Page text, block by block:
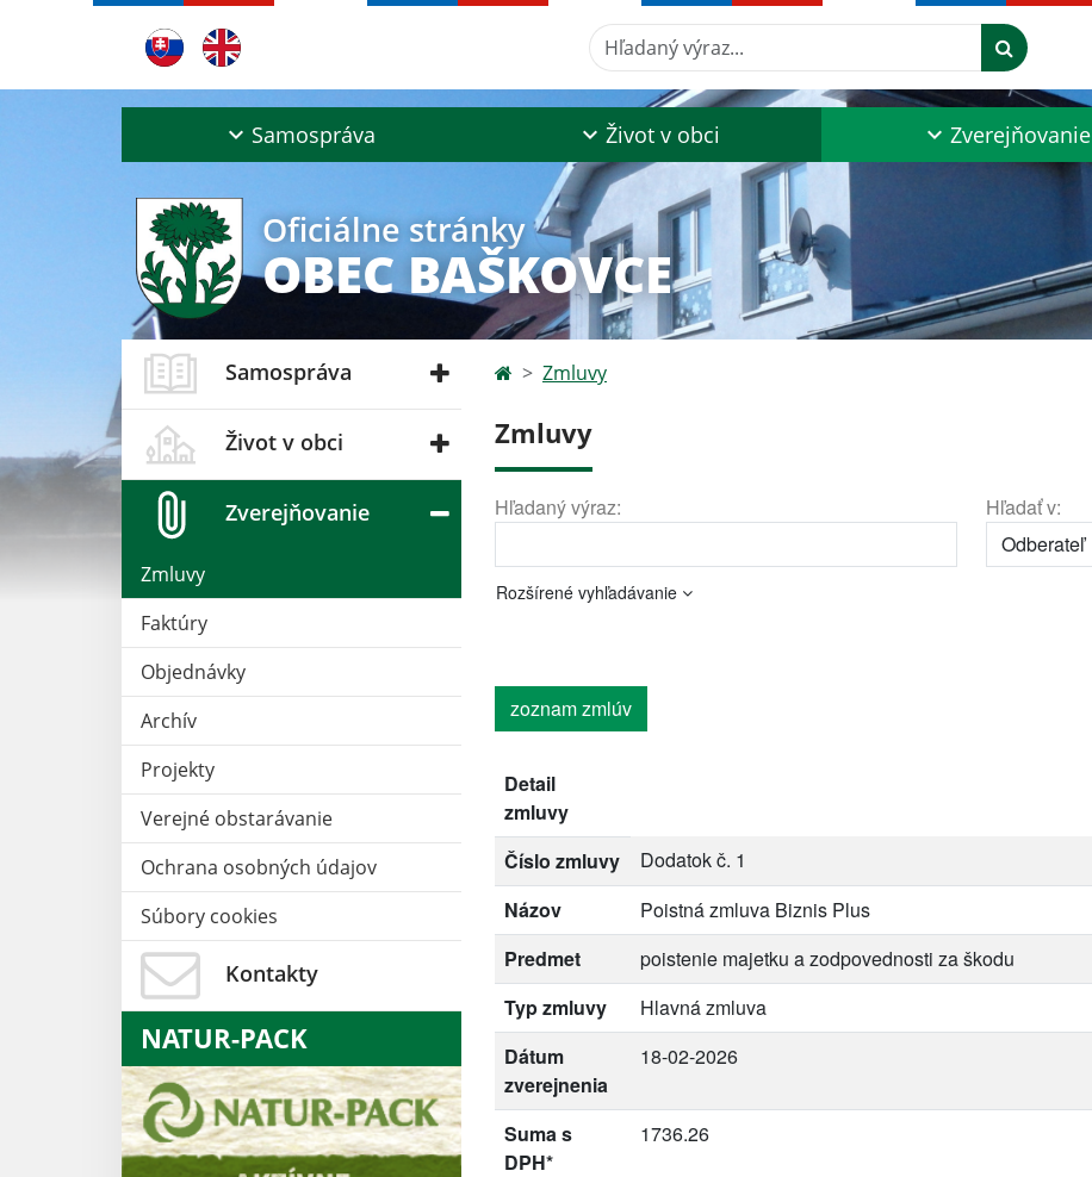
Hľadaný výraz...
Samospráva Život v obci Zverejňovanie
Oficiálne stránky
OBEC BAŠKOVCE
Samospráva
Život v obci
Zverejňovanie
Zmluvy
Faktúry
Objednávky
Archív
Projekty
Verejné obstarávanie
Ochrana osobných údajov
Súbory cookies
Kontakty
NATUR-PACK
Zmluvy
Zmluvy
Hľadaný výraz: Hľadať v:
Rozšírené vyhľadávanie
zoznam zmlúv
Detail
zmluvy
Číslo zmluvy
Dodatok č. 1
Názov
Poistná zmluva Biznis Plus
Predmet
poistenie majetku a zodpovednosti za škodu
Typ zmluvy
Hlavná zmluva
Dátum
zverejnenia
18-02-2026
Suma s
DPH*
1736.26